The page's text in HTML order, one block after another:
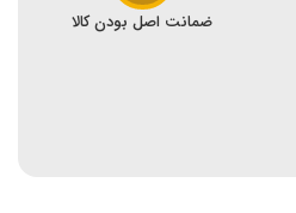
ضمانت اصل بودن کالا